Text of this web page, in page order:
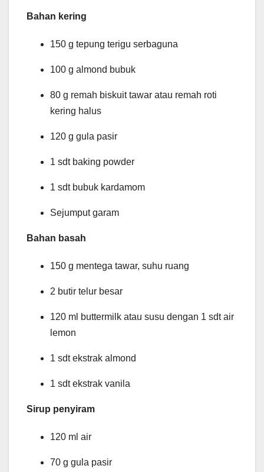
Bahan kering
150 g tepung terigu serbaguna
100 g almond bubuk
80 g remah biskuit tawar atau remah roti
kering halus
120 g gula pasir
1 sdt baking powder
1 sdt bubuk kardamom
Sejumput garam
Bahan basah
150 g mentega tawar, suhu ruang
2 butir telur besar
120 ml buttermilk atau susu dengan 1 sdt air
lemon
1 sdt ekstrak almond
1 sdt ekstrak vanila
Sirup penyiram
120 ml air
70 g gula pasir